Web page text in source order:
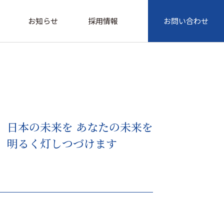
お知らせ 採用情報 お問い合わせ
日本の未来を あなたの未来を
明るく灯しつづけます